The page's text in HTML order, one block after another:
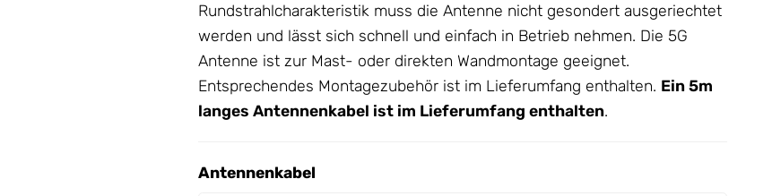
Rundstrahlcharakteristik muss die Antenne nicht gesondert ausgeriechtet
werden und lässt sich schnell und einfach in Betrieb nehmen. Die 5G
Antenne ist zur Mast- oder direkten Wandmontage geeignet.
Entsprechendes Montagezubehör ist im Lieferumfang enthalten. Ein 5m
langes Antennenkabel ist im Lieferumfang enthalten.
Antennenkabel